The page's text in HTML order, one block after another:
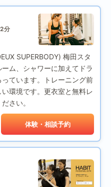
分
SUPERBODY) 梅田スタ
ム、シャワーに加えてドラ
ています。トレーニング前
環境です。更衣室と無料レ
さい。
体験・相談予約